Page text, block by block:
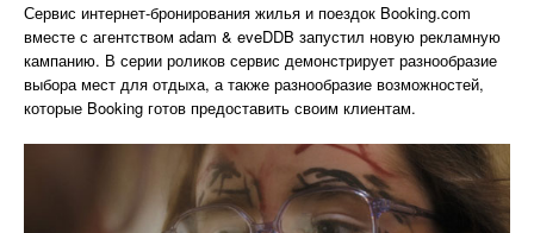
Сервис интернет-бронирования жилья и поездок Booking.com
вместе с агентством adam & eveDDB запустил новую рекламную
кампанию. В серии роликов сервис демонстрирует разнообразие
выбора мест для отдыха, а также разнообразие возможностей,
которые Booking готов предоставить своим клиентам.